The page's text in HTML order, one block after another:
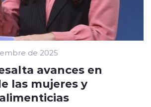
de 2025
avances en
las mujeres y